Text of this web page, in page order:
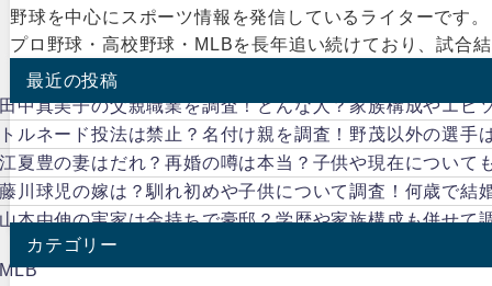
野球を中心にスポーツ情報を発信しているライターです。
プロ野球・高校野球・MLBを長年追い続けており、試合
最近の投稿
中真美子の父親職業を調査！どんな人？家族構成やエピ
ルネード投法は禁止？名付け親を調査！野茂以外の選手
夏豊の妻はだれ？再婚の噂は本当？子供や現在について
川球児の嫁は？馴れ初めや子供について調査！何歳で結
本由伸の実家は金持ちで豪邸？学歴や家族構成も併せて
カテゴリー